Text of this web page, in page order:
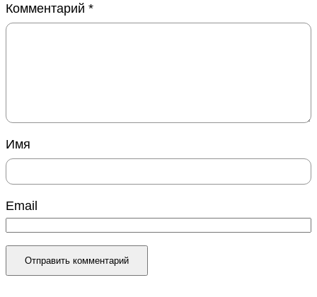
Комментарий *
Имя
Email